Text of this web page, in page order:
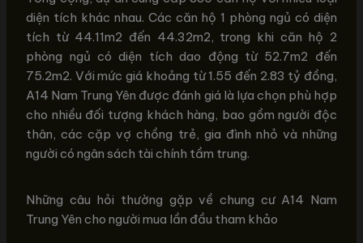
diện tích khác nhau. Các căn hộ 1 phòng ngủ có diện
tích từ 44.11m2 đến 44.32m2, trong khi căn hộ 2
phòng ngủ có diện tích dao động từ 52.7m2 đến
75.2m2. Với mức giá khoảng từ 1.55 đến 2.83 tỷ đồng,
A14 Nam Trung Yên được đánh giá là lựa chọn phù hợp
cho nhiều đối tượng khách hàng, bao gồm người độc
thân, các cặp vợ chồng trẻ, gia đình nhỏ và những
người có ngân sách tài chính tầm trung.
Những câu hỏi thường gặp về chung cư A14 Nam
Trung Yên cho người mua lần đầu tham khảo